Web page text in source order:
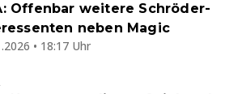
Offenbar weitere Schröder-
neben Magic
• 18:17 Uhr